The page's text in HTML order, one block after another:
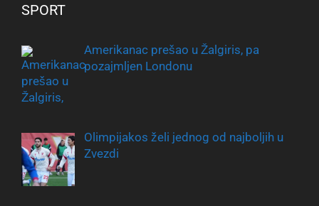
SPORT
Amerikanac prešao u Žalgiris, pa
pozajmljen Londonu
Olimpijakos želi jednog od najboljih u
Zvezdi